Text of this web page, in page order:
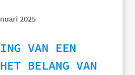
2025
VAN EEN
BELANG VAN